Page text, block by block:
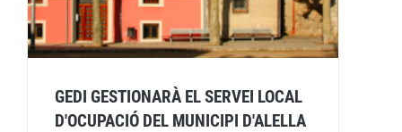
GEDI GESTIONARÀ EL SERVEI LOCAL
D'OCUPACIÓ DEL MUNICIPI D'ALELLA